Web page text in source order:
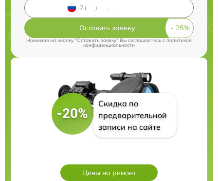
Оставить заявку
Нажимая на кнопку "Оставить заявку" Вы соглашаетесь cполитикой
конфиденциальности
-20%
Скидка по
предварительной
записи на сайте
Цены на ремонт